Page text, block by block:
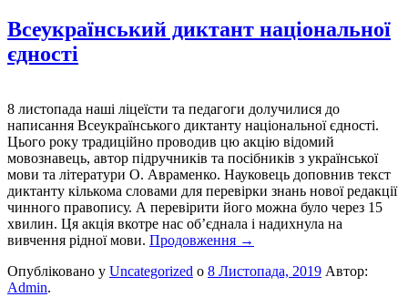
Всеукраїнський диктант національної
єдності
8 листопада наші ліцеїсти та педагоги долучилися до
написання Всеукраїнського диктанту національної єдності.
Цього року традиційно проводив цю акцію відомий
мовознавець, автор підручників та посібників з української
мови та літератури О. Авраменко. Науковець доповнив текст
диктанту кількома словами для перевірки знань нової редакції
чинного правопису. А перевірити його можна було через 15
хвилин. Ця акція вкотре нас об’єднала і надихнула на
вивчення рідної мови. Продовження →
Опубліковано у Uncategorized о 8 Листопада, 2019 Автор:
Admin.